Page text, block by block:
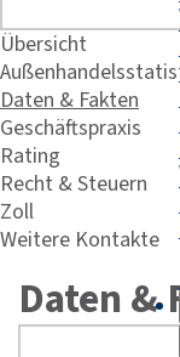
Übersicht
Daten & Fakten
Geschäftspraxis
Rating
Recht & Steuern
Zoll
Weitere Kontakte
Daten &